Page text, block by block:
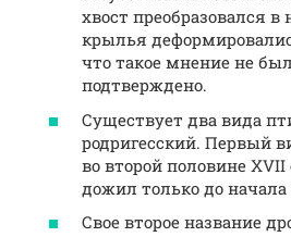
хвост преобразовался в
крылья
что такое мнение не
подтверждено.
Существует два вида
родригесский. Первый
во второй половине XVII
дожил только до начала
Свое второе название